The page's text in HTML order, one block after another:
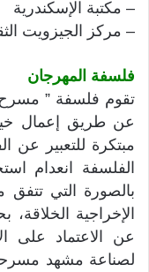
– مكتبة الإسكندرية
– مركز الجيزويت
فلسفة المهرجان
تقوم فلسفة ” مسرح
عن طريق إعمال
مبتكرة للتعبير عن
الفلسفة انعدام
بالصورة التي تتفق
الإخراجية
عن الاعتماد على
لصناعة مشهد